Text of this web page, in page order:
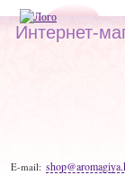
Интернет-
E-mail: